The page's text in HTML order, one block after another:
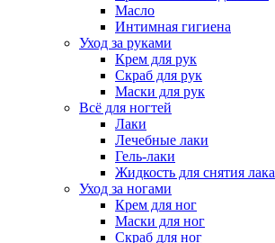
Масло
Интимная гигиена
Уход за руками
Крем для рук
Скраб для рук
Маски для рук
Всё для ногтей
Лаки
Лечебные лаки
Гель-лаки
Жидкость для снятия лака
Уход за ногами
Крем для ног
Маски для ног
Скраб для ног